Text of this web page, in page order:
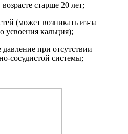
старше 20 лет;
(может возникать из-за
усвоения кальция);
при отсутствии
сосудистой системы;